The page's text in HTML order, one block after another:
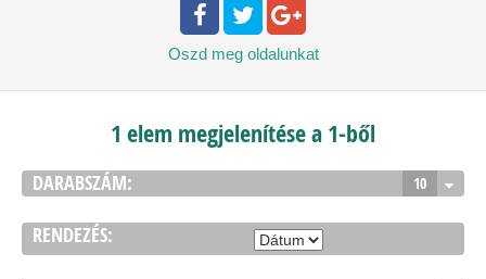
Oszd meg oldalunkat
1 elem megjelenítése a 1-ből
DARABSZÁM: 10
RENDEZÉS: